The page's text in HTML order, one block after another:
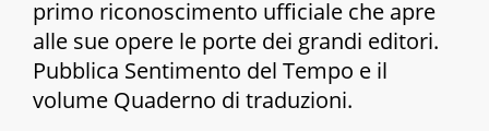
primo riconoscimento ufficiale che apre
alle sue opere le porte dei grandi editori.
Pubblica Sentimento del Tempo e il
volume Quaderno di traduzioni.